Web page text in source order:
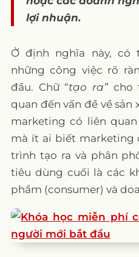
lợi nhuận.
Ở định nghĩa này, có
những công việc rõ
đầu. Chữ “tạo ra”cho
quan đến vấn đề về sản
marketing có liên
mà ít ai biết marketing
trình tạo ra và phân
tiêu dùng cuối là các
phẩm (consumer) và